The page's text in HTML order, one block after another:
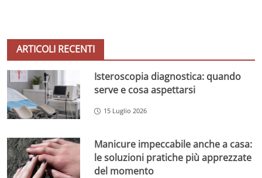
ARTICOLI RECENTI
Isteroscopia diagnostica: quando
serve e cosa aspettarsi
15 Luglio 2026
Manicure impeccabile anche a casa:
le soluzioni pratiche più apprezzate
del momento